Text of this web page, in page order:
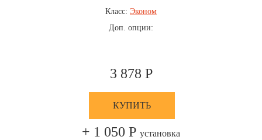
Класс: Эконом
Доп. опции:
3 878 Р
КУПИТЬ
+ 1 050 Р установка